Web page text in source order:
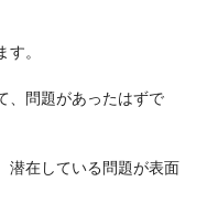
。
、問題があったはずで
潜在している問題が表面